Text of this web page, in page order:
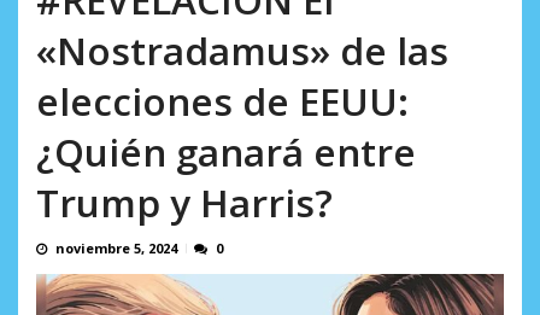
«Nostradamus» de las
elecciones de EEUU:
¿Quién ganará entre
Trump y Harris?
noviembre 5, 2024 0